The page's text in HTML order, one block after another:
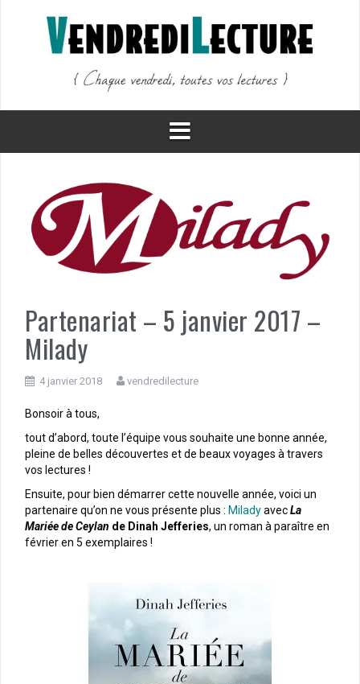
Partenariat – 5 janvier 2017 –
Milady
4 janvier 2018 vendredilecture
Bonsoir à tous,
tout d’abord, toute l’équipe vous souhaite une bonne année,
pleine de belles découvertes et de beaux voyages à travers
vos lectures !
Ensuite, pour bien démarrer cette nouvelle année, voici un
partenaire qu’on ne vous présente plus : MiladyavecLa
Mariée de Ceylan de Dinah Jefferies, un roman à paraître en
février en 5 exemplaires !